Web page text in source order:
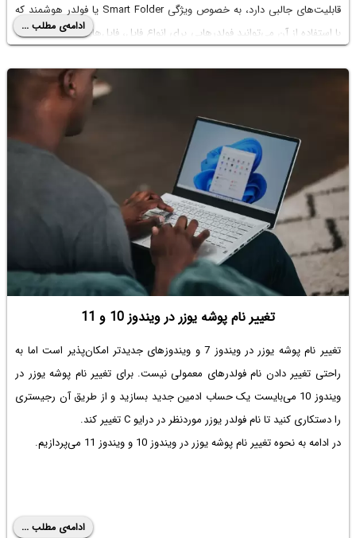
قابلیت‌های جالبی دارد، به خصوص ویژگی Smart Folder یا فولدر هوشمند که
با استفاده از آن می‌توانید فولدرهایی برای انواع فایل، فایل‌های حجیم، فایل‌های
در این مقاله به نحوه ساخت فولدر هوشمند برای دسترسی سریع به فایل‌ها در
ادامه‌ی مطلب ...
تغییر نام پوشه یوزر در ویندوز 10 و 11
تغییر نام پوشه یوزر در ویندوز 7 و ویندوزهای جدیدتر امکان‌پذیر است اما به
راحتی تغییر دادن نام فولدرهای معمولی نیست. برای تغییر نام پوشه یوزر در
ویندوز 10 می‌بایست یک حساب ادمین جدید بسازید و از طریق آن رجیستری
را دستکاری کنید تا نام فولدر یوزر موردنظر در درایو C تغییر کند.
در ادامه به نحوه تغییر نام پوشه یوزر در ویندوز 10 و ویندوز 11 می‌پردازیم.
ادامه‌ی مطلب ...